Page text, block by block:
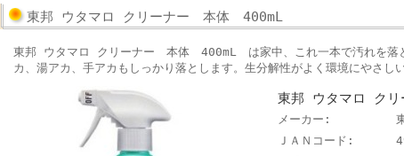
東邦 ウタマロ クリーナー 本体 400mL
東邦 ウタマロ クリーナー 本体 400mL は家中、これ一本で汚れを落
カ、湯アカ、手アカもしっかり落とします。生分解性がよく環境にやさし
東邦 ウタマロ ク
メーカー:
ＪＡＮコード: